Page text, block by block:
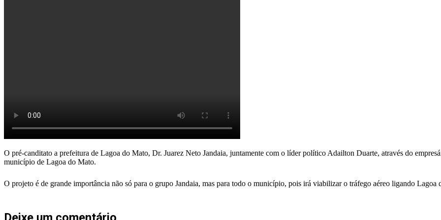
O pré-canditato a prefeitura de Lagoa do Mato, Dr. Juarez Neto Jandaia, juntamente com o líder político Adailton Duarte, através do
município de Lagoa do Mato.
O projeto é de grande importância não só para o grupo Jandaia, mas para todo o município, pois irá viabilizar o tráfego aéreo ligando Lagoa